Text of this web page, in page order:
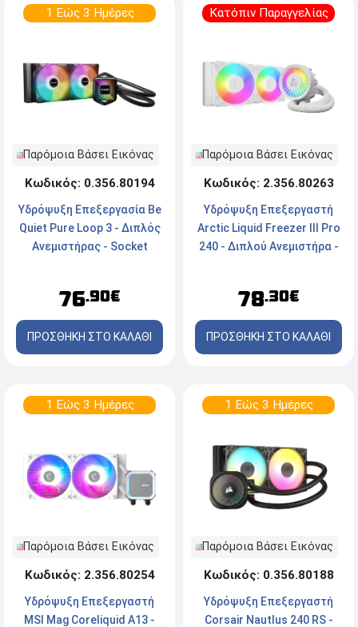
1 Εώς 3 Ημέρες
Παρόμοια Βάσει Εικόνας
Κωδικός: 0.356.80194
Yδρόψυξη Επεξεργασία Be
Quiet Pure Loop 3 - Διπλός
Ανεμιστήρας - Socket
76.90€
ΠΡΟΣΘΗΚΗ ΣΤΟ ΚΑΛΑΘΙ
Κατόπιν Παραγγελίας
Παρόμοια Βάσει Εικόνας
Κωδικός: 2.356.80263
Υδρόψυξη Επεξεργαστή
Arctic Liquid Freezer III Pro
240 - Διπλού Ανεμιστήρα -
ARGB - White
78.30€
ΠΡΟΣΘΗΚΗ ΣΤΟ ΚΑΛΑΘΙ
1 Εώς 3 Ημέρες
Παρόμοια Βάσει Εικόνας
Κωδικός: 2.356.80254
Υδρόψυξη Επεξεργαστή
MSI Mag Coreliquid A13 -
1 Εώς 3 Ημέρες
Παρόμοια Βάσει Εικόνας
Κωδικός: 0.356.80188
Υδρόψυξη Επεξεργαστή
Corsair Nautlus 240 RS -